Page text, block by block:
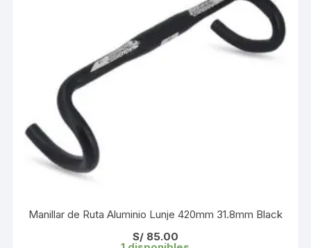
Manillar de Ruta Aluminio Lunje 420mm 31.8mm Black
S/85.00